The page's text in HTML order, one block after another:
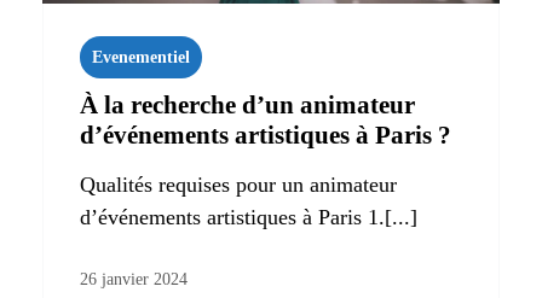
Evenementiel
À la recherche d’un animateur
d’événements artistiques à Paris ?
Qualités requises pour un animateur
d’événements artistiques à Paris 1.[...]
26 janvier 2024